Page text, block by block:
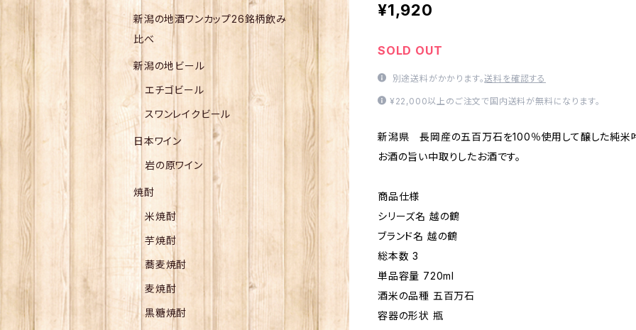
¥1,920
SOLD OUT
別途送料がかかります。送料を確認する
¥22,000以上のご注文で国内送料が無料になります。
新潟県 長岡産の五百万石を100％使用して醸した純米
お酒の旨い中取りしたお酒です。
商品仕様
シリーズ名 越の鶴
ブランド名 越の鶴
総本数 3
単品容量 720ml
酒米の品種 五百万石
容器の形状 瓶
新潟の地酒ワンカップ26銘柄飲み
比べ
新潟の地ビール
エチゴビール
スワンレイクビール
日本ワイン
岩の原ワイン
焼酎
米焼酎
芋焼酎
蕎麦焼酎
麦焼酎
黒糖焼酎